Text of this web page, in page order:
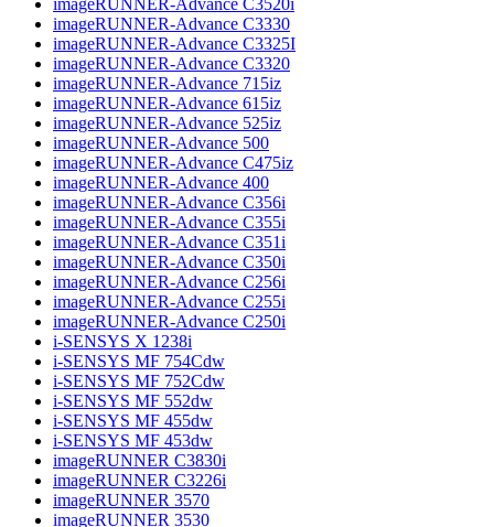
imageRUNNER-Advance C3330
imageRUNNER-Advance C3325I
imageRUNNER-Advance C3320
imageRUNNER-Advance 715iz
imageRUNNER-Advance 615iz
imageRUNNER-Advance 525iz
imageRUNNER-Advance 500
imageRUNNER-Advance C475iz
imageRUNNER-Advance 400
imageRUNNER-Advance C356i
imageRUNNER-Advance C355i
imageRUNNER-Advance C351i
imageRUNNER-Advance C350i
imageRUNNER-Advance C256i
imageRUNNER-Advance C255i
imageRUNNER-Advance C250i
i-SENSYS X 1238i
i-SENSYS MF 754Cdw
i-SENSYS MF 752Cdw
i-SENSYS MF 552dw
i-SENSYS MF 455dw
i-SENSYS MF 453dw
imageRUNNER C3830i
imageRUNNER C3226i
imageRUNNER 3570
imageRUNNER 3530